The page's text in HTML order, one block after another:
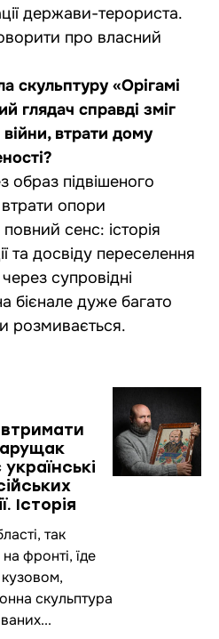
держави-терориста.
про власний
скульптуру «Орігамі
глядач справді зміг
війни, втрати дому
образ підвішеного
опори
сенс: історія
та досвіду переселення
супровідні
бієнале дуже багато
розмивається.
Історія
так
фронті, їде
кузовом,
скульптура